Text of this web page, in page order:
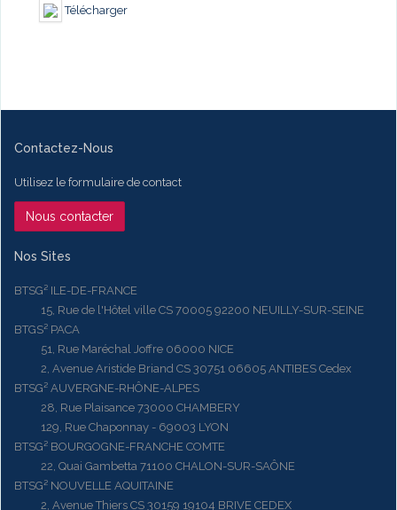
Télécharger
Contactez-Nous
Utilisez le formulaire de contact
Nous contacter
Nos Sites
BTSG² ILE-DE-FRANCE
15, Rue de l'Hôtel ville CS 70005 92200 NEUILLY-SUR-SEINE
BTGS² PACA
51, Rue Maréchal Joffre 06000 NICE
2, Avenue Aristide Briand CS 30751 06605 ANTIBES Cedex
BTSG² AUVERGNE-RHÔNE-ALPES
28, Rue Plaisance 73000 CHAMBERY
129, Rue Chaponnay - 69003 LYON
BTSG² BOURGOGNE-FRANCHE COMTE
22, Quai Gambetta 71100 CHALON-SUR-SAÔNE
BTSG² NOUVELLE AQUITAINE
2, Avenue Thiers CS 30159 19104 BRIVE CEDEX